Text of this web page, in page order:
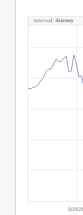
3/
interwał: dzienny